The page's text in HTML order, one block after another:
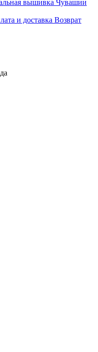
вышивка Чувашии
и доставка Возврат